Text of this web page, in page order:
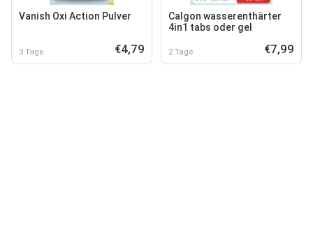
Vanish Oxi Action Pulver
3 Tage €4,79
Calgon wasserenthärter
4in1 tabs oder gel
2 Tage €7,99